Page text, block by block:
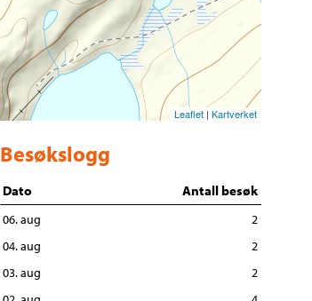
Leaflet | Kartverket
Besøkslogg
Dato Antall besøk
06. aug
2
04. aug
2
03. aug
2